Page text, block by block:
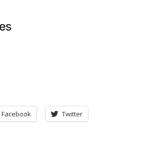
Facebook Twitter